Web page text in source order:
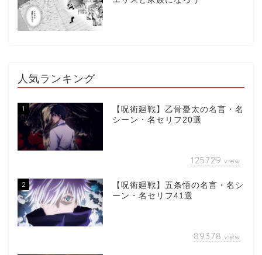
人気ランキング
1
【呪術廻戦】乙骨憂太の名言・名
シーン・名セリフ20選
125729 view
2
【呪術廻戦】五条悟の名言・名シ
ーン・名セリフ41選
89378 view